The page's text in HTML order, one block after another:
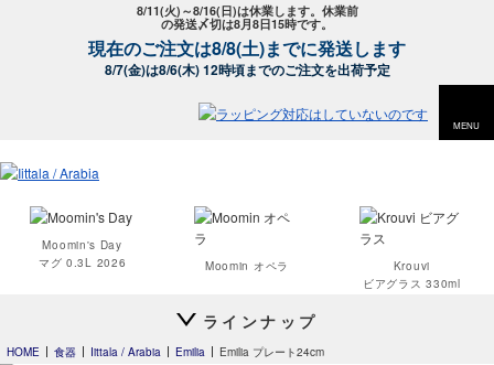
8/11(火)～8/16(日)は休業します。休業前
の発送〆切は8月8日15時です。
現在のご注文は8/8(土)までに発送します
8/7(金)は8/6(木) 12時頃までのご注文を出荷予定
MENU
Moomin's Day
マグ 0.3L 2026
Moomin オペラ
Krouvi
ビアグラス 330ml
ラインナップ
HOME 食器 Iittala / Arabia Emilia Emilia プレート24cm